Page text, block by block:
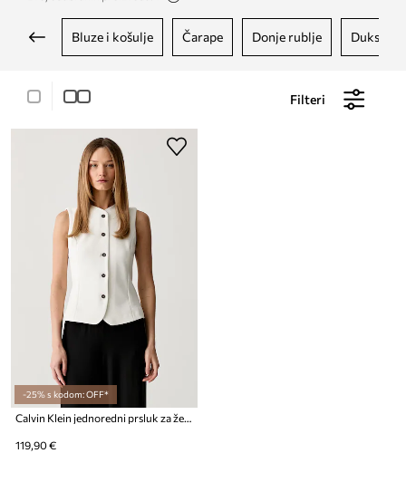
bluze i košulje čarape donje rublje
Filteri
-25% s kodom: OFF*
Calvin Klein jednoredni prsluk za žene
119,90 €